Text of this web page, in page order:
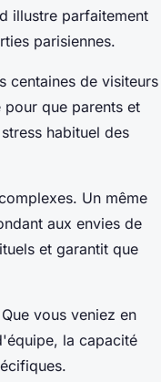
illustre parfaitement
parisiennes.
centaines de visiteurs
que parents et
habituel des
Un même
aux envies de
et garantit que
vous veniez en
la capacité